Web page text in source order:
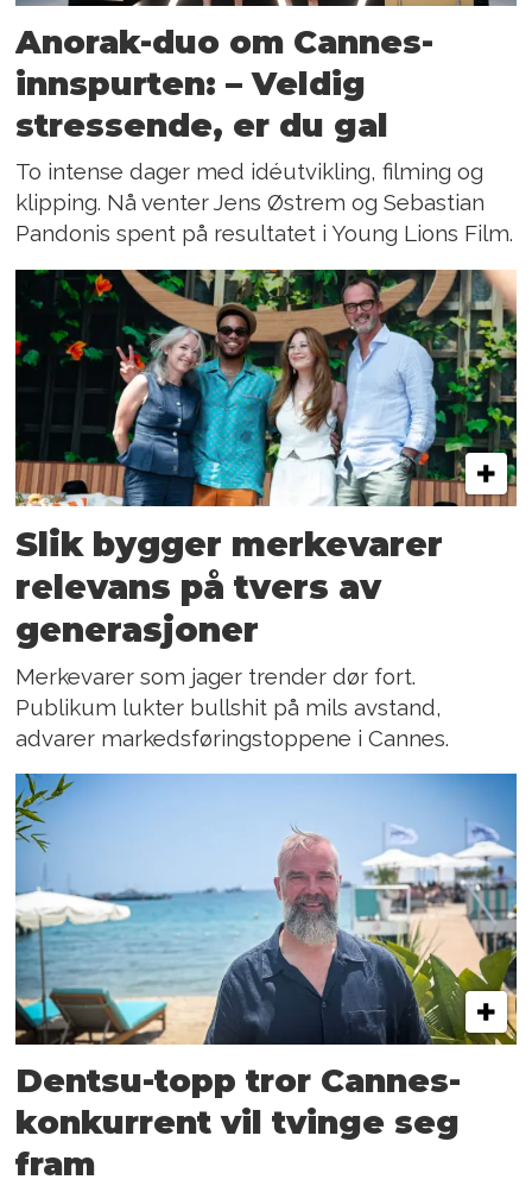
Anorak-duo om Cannes-
innspurten: – Veldig
stressende, er du gal
To intense dager med idéutvikling, filming og
klipping. Nå venter Jens Østrem og Sebastian
Pandonis spent på resultatet i Young Lions Film.
Slik bygger merkevarer
relevans på tvers av
generasjoner
Merkevarer som jager trender dør fort.
Publikum lukter bullshit på mils avstand,
advarer markedsføringstoppene i Cannes.
Dentsu-topp tror Cannes-
konkurrent vil tvinge seg
fram